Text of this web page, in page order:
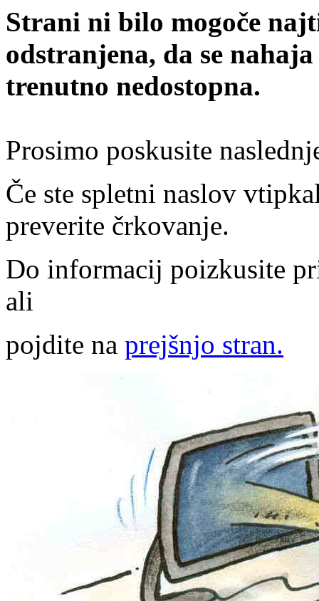
Strani ni bilo mogoče
odstranjena, da se
trenutno nedostopna.
Prosimo poskusite
Če ste spletni naslov
preverite črkovanje.
Do informacij poizkusite
ali
pojdite na prejšnjo stran.